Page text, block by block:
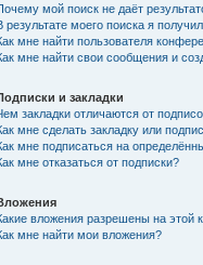
мой поиск не даёт
результате моего поиска я
мне найти пользователя
мне найти свои сообщения и
и закладки
закладки отличаются от
мне сделать закладку или
мне подписаться на
мне отказаться от подписки?
вложения разрешены на этой
мне найти мои вложения?